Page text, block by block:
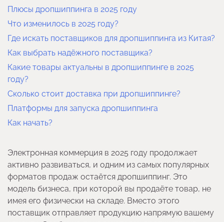
Плюсы дропшиппинга в 2025 году
Что изменилось в 2025 году?
Где искать поставщиков для дропшиппинга из Китая?
Как выбрать надёжного поставщика?
Какие товары актуальны в дропшиппинге в 2025
году?
Сколько стоит доставка при дропшиппинге?
Платформы для запуска дропшиппинга
Как начать?
Электронная коммерция в 2025 году продолжает
активно развиваться, и одним из самых популярных
форматов продаж остаётся дропшиппинг. Это
модель бизнеса, при которой вы продаёте товар, не
имея его физически на складе. Вместо этого
поставщик отправляет продукцию напрямую вашему